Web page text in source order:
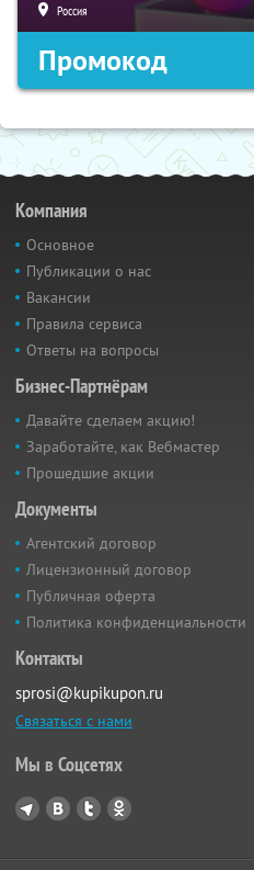
Россия
Промокод
Компания
Основное
Публикации о нас
Вакансии
Правила сервиса
Ответы на вопросы
Бизнес-Партнёрам
Давайте сделаем акцию!
Заработайте, как Вебмастер
Прошедшие акции
Документы
Агентский договор
Лицензионный договор
Публичная оферта
Политика конфиденциальности
Контакты
sprosi@kupikupon.ru
Связаться с нами
Мы в Соцсетях